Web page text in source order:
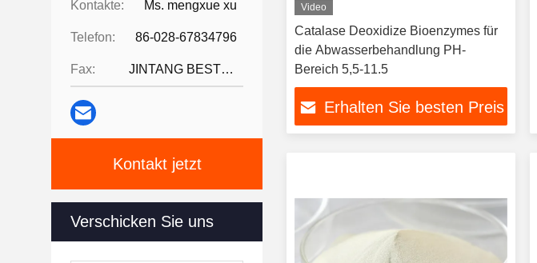
Kontakte: Ms. mengxue xu
Telefon: 86-028-67834796
Fax: JINTANG BESTWAY TECHNOLOGY CO
Kontakt jetzt
Verschicken Sie uns
Video
Catalase Deoxidize Bioenzymes für
die Abwasserbehandlung PH-
Bereich 5,5-11.5
Erhalten Sie besten Preis